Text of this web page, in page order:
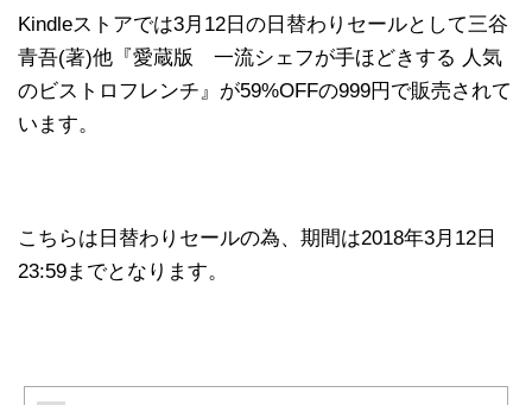
Kindleストアでは3月12日の日替わりセールとして三谷
青吾(著)他『愛蔵版 一流シェフが手ほどきする 人気
のビストロフレンチ』が59%OFFの999円で販売されて
います。
こちらは日替わりセールの為、期間は2018年3月12日
23:59までとなります。